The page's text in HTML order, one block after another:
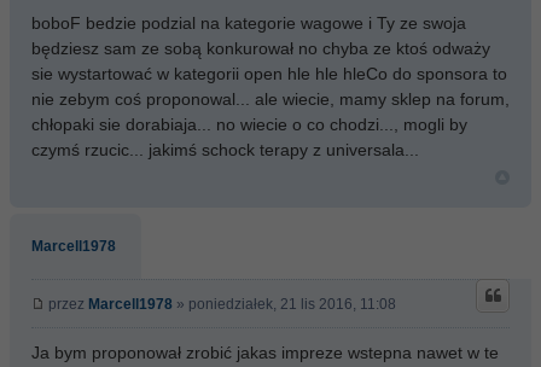
boboF bedzie podzial na kategorie wagowe i Ty ze swoja
będziesz sam ze sobą konkurował no chyba ze ktoś odważy
sie wystartować w kategorii open hle hle hleCo do sponsora to
nie zebym coś proponowal... ale wiecie, mamy sklep na forum,
chłopaki sie dorabiaja... no wiecie o co chodzi..., mogli by
czymś rzucic... jakimś schock terapy z universala...
Marcell1978
przez Marcell1978 » poniedziałek, 21 lis 2016, 11:08
Ja bym proponował zrobić jakas impreze wstepna nawet w te